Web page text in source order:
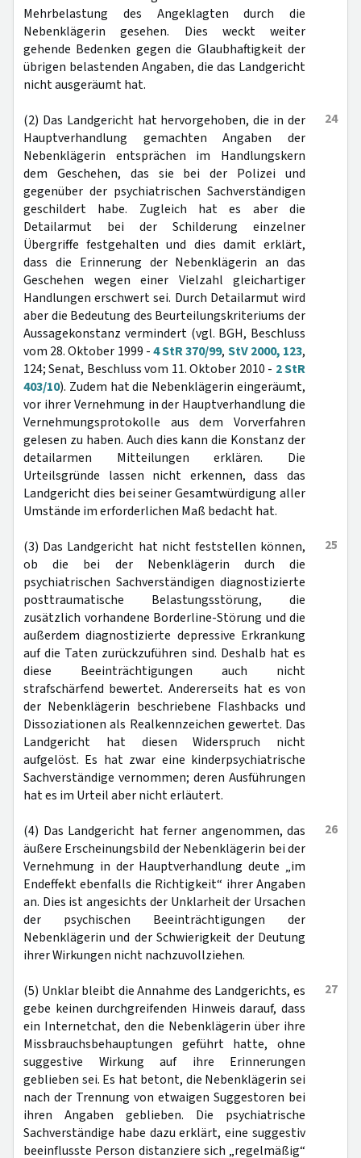
Mehrbelastung des Angeklagten durch die
Nebenklägerin gesehen. Dies weckt weiter
gehende Bedenken gegen die Glaubhaftigkeit der
übrigen belastenden Angaben, die das Landgericht
nicht ausgeräumt hat.
24
(2) Das Landgericht hat hervorgehoben, die in der
Hauptverhandlung gemachten Angaben der
Nebenklägerin entsprächen im Handlungskern
dem Geschehen, das sie bei der Polizei und
gegenüber der psychiatrischen Sachverständigen
geschildert habe. Zugleich hat es aber die
Detailarmut bei der Schilderung einzelner
Übergriffe festgehalten und dies damit erklärt,
dass die Erinnerung der Nebenklägerin an das
Geschehen wegen einer Vielzahl gleichartiger
Handlungen erschwert sei. Durch Detailarmut wird
aber die Bedeutung des Beurteilungskriteriums der
Aussagekonstanz vermindert (vgl. BGH, Beschluss
vom 28. Oktober 1999 -4 StR 370/99, StV 2000, 123,
124; Senat, Beschluss vom 11. Oktober 2010 - 2 StR
403/10). Zudem hat die Nebenklägerin eingeräumt,
vor ihrer Vernehmung in der Hauptverhandlung die
Vernehmungsprotokolle aus dem Vorverfahren
gelesen zu haben. Auch dies kann die Konstanz der
detailarmen Mitteilungen erklären. Die
Urteilsgründe lassen nicht erkennen, dass das
Landgericht dies bei seiner Gesamtwürdigung aller
Umstände im erforderlichen Maß bedacht hat.
25
(3) Das Landgericht hat nicht feststellen können,
ob die bei der Nebenklägerin durch die
psychiatrischen Sachverständigen diagnostizierte
posttraumatische Belastungsstörung, die
zusätzlich vorhandene Borderline-Störung und die
außerdem diagnostizierte depressive Erkrankung
auf die Taten zurückzuführen sind. Deshalb hat es
diese Beeinträchtigungen auch nicht
strafschärfend bewertet. Andererseits hat es von
der Nebenklägerin beschriebene Flashbacks und
Dissoziationen als Realkennzeichen gewertet. Das
Landgericht hat diesen Widerspruch nicht
aufgelöst. Es hat zwar eine kinderpsychiatrische
Sachverständige vernommen; deren Ausführungen
hat es im Urteil aber nicht erläutert.
26
(4) Das Landgericht hat ferner angenommen, das
äußere Erscheinungsbild der Nebenklägerin bei der
Vernehmung in der Hauptverhandlung deute „im
Endeffekt ebenfalls die Richtigkeit“ ihrer Angaben
an. Dies ist angesichts der Unklarheit der Ursachen
der psychischen Beeinträchtigungen der
Nebenklägerin und der Schwierigkeit der Deutung
ihrer Wirkungen nicht nachzuvollziehen.
27
(5) Unklar bleibt die Annahme des Landgerichts, es
gebe keinen durchgreifenden Hinweis darauf, dass
ein Internetchat, den die Nebenklägerin über ihre
Missbrauchsbehauptungen geführt hatte, ohne
suggestive Wirkung auf ihre Erinnerungen
geblieben sei. Es hat betont, die Nebenklägerin sei
nach der Trennung von etwaigen Suggestoren bei
ihren Angaben geblieben. Die psychiatrische
Sachverständige habe dazu erklärt, eine suggestiv
beeinflusste Person distanziere sich „regelmäßig“